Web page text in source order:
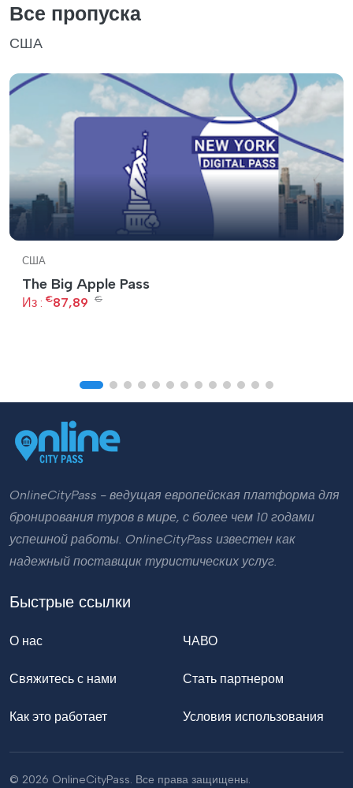
Все пропуска
США
США
The Big Apple Pass
Из : €87,89 €
OnlineCityPass - ведущая европейская платформа для
бронирования туров в мире, с более чем 10 годами
успешной работы. OnlineCityPass известен как
надежный поставщик туристических услуг.
Быстрые ссылки
О нас
Свяжитесь с нами
Как это работает
ЧАВО
Стать партнером
Условия использования
© 2026 OnlineCityPass. Все права защищены.